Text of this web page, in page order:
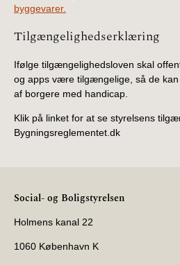
BR18 (1/1-4/7 2019)
2018)
BR18 (1/1-30/6
2010)
byggevarer.
Tilgængelighedserklæring
Ifølge tilgængelighedsloven skal
og apps være tilgængelige, så de
af borgere med handicap.
Klik på linket for at se styrelsens
Bygningsreglementet.dk
Social- og Boligstyrelsen
Holmens kanal 22
1060 København K